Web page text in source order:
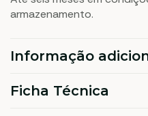
armazenamento.
Informação
Ficha Técnica